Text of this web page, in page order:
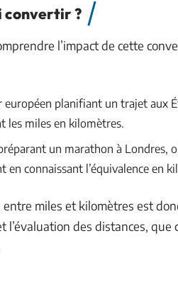
convertir ?
l’impact de cette
européen planifiant un trajet aux
les miles en kilomètres.
un marathon à Londres,
en connaissant l’équivalence en
entre miles et kilomètres est
l’évaluation des distances,